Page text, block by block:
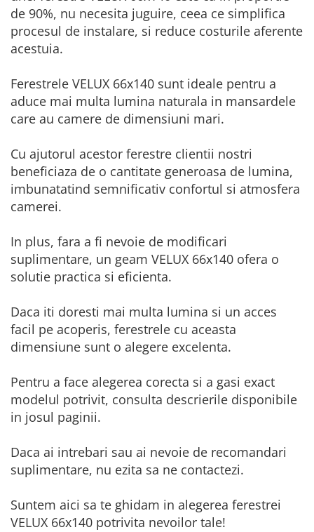
de 90%, nu necesita juguire, ceea ce simplifica
procesul de instalare, si reduce costurile aferente
acestuia.
Ferestrele VELUX 66x140 sunt ideale pentru a
aduce mai multa lumina naturala in mansardele
care au camere de dimensiuni mari.
Cu ajutorul acestor ferestre clientii nostri
beneficiaza de o cantitate generoasa de lumina,
imbunatatind semnificativ confortul si atmosfera
camerei.
In plus, fara a fi nevoie de modificari
suplimentare, un geam VELUX 66x140 ofera o
solutie practica si eficienta.
Daca iti doresti mai multa lumina si un acces
facil pe acoperis, ferestrele cu aceasta
dimensiune sunt o alegere excelenta.
Pentru a face alegerea corecta si a gasi exact
modelul potrivit, consulta descrierile disponibile
in josul paginii.
Daca ai intrebari sau ai nevoie de recomandari
suplimentare, nu ezita sa ne contactezi.
Suntem aici sa te ghidam in alegerea ferestrei
VELUX 66x140 potrivita nevoilor tale!